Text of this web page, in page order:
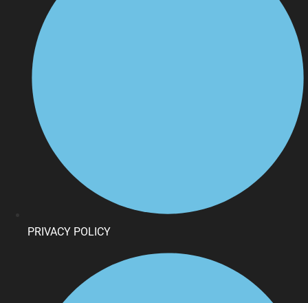
PRIVACY POLICY